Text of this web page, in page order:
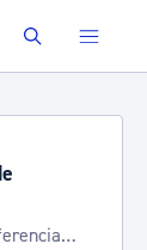
Buscar